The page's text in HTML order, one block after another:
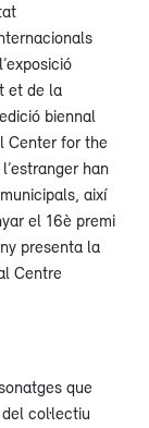
et de la
biennal
Center for the
han
així
el 16è premi
presenta la
Centre
que
col·lectiu